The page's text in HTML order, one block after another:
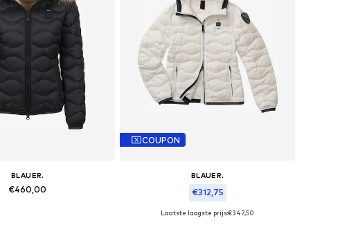
BLAUER.
€460,00
COUPON
BLAUER.
€312,75
Beschikbare maten: XS, S, M, L, XL, XXL
Laatste laagste prijs:€347,50